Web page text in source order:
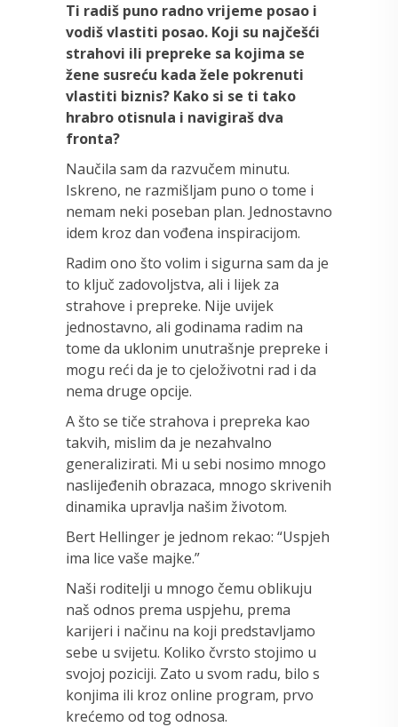
Ti radiš puno radno vrijeme posao i
vodiš vlastiti posao. Koji su najčešći
strahovi ili prepreke sa kojima se
žene susreću kada žele pokrenuti
vlastiti biznis? Kako si se ti tako
hrabro otisnula i navigiraš dva
fronta?
Naučila sam da razvučem minutu.
Iskreno, ne razmišljam puno o tome i
nemam neki poseban plan. Jednostavno
idem kroz dan vođena inspiracijom.
Radim ono što volim i sigurna sam da je
to ključ zadovoljstva, ali i lijek za
strahove i prepreke. Nije uvijek
jednostavno, ali godinama radim na
tome da uklonim unutrašnje prepreke i
mogu reći da je to cjeloživotni rad i da
nema druge opcije.
A što se tiče strahova i prepreka kao
takvih, mislim da je nezahvalno
generalizirati. Mi u sebi nosimo mnogo
naslijeđenih obrazaca, mnogo skrivenih
dinamika upravlja našim životom.
Bert Hellinger je jednom rekao: “Uspjeh
ima lice vaše majke.”
Naši roditelji u mnogo čemu oblikuju
naš odnos prema uspjehu, prema
karijeri i načinu na koji predstavljamo
sebe u svijetu. Koliko čvrsto stojimo u
svojoj poziciji. Zato u svom radu, bilo s
konjima ili kroz online program, prvo
krećemo od tog odnosa.